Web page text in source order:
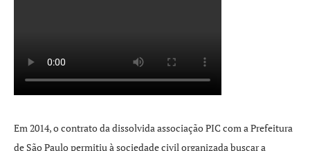
Em 2014, o contrato da dissolvida associação PIC com a Prefeitura
de São Paulo permitiu à sociedade civil organizada buscar a